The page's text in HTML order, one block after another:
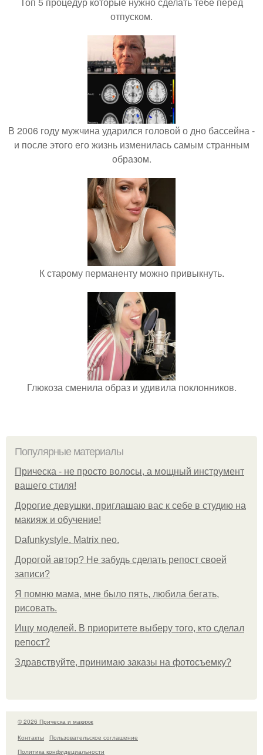
отпуском.
В 2006 году мужчина ударился головой о дно бассейна -
и после этого его жизнь изменилась самым странным
образом.
К старому перманенту можно привыкнуть.
Глюкоза сменила образ и удивила поклонников.
Популярные материалы
Прическа - не просто волосы, а мощный инструмент
вашего стиля!
Дорогие девушки, приглашаю вас к себе в студию на
макияж и обучение!
Dafunkystyle. Matrix neo.
Дорогой автор? Не забудь сделать репост своей
записи?
Я помню мама, мне было пять, любила бегать,
рисовать.
Ищу моделей. В приоритете выберу того, кто сделал
репост?
Здравствуйте, принимаю заказы на фотосъемку?
© 2026 Прическа и макияж
Контакты
Пользовательское соглашение
Политика конфидециальности